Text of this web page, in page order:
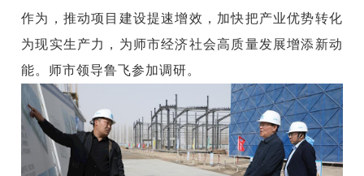
作为，推动项目建设提速增效，加快把产业优势转化
为现实生产力，为师市经济社会高质量发展增添新动
能。师市领导鲁飞参加调研。